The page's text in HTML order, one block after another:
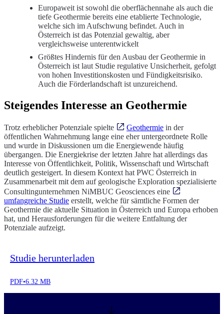
Europaweit ist sowohl die oberflächennahe als auch die
tiefe Geothermie bereits eine etablierte Technologie,
welche sich im Aufschwung befindet. Auch in
Österreich ist das Potenzial gewaltig, aber
vergleichsweise unterentwickelt
Größtes Hindernis für den Ausbau der Geothermie in
Österreich ist laut Studie regulative Unsicherheit, gefolgt
von hohen Investitionskosten und Fündigkeitsrisiko.
Auch die Förderlandschaft ist unzureichend.
Steigendes Interesse an Geothermie
Trotz erheblicher Potenziale spielte Geothermie in der
öffentlichen Wahrnehmung lange eine eher untergeordnete Rolle
und wurde in Diskussionen um die Energiewende häufig
übergangen. Die Energiekrise der letzten Jahre hat allerdings das
Interesse von Öffentlichkeit, Politik, Wissenschaft und Wirtschaft
deutlich gesteigert. In diesem Kontext hat PWC Österreich in
Zusammenarbeit mit dem auf geologische Exploration spezialisierte
Consultingunternehmen NiMBUC Geosciences eine
umfangreiche Studie erstellt, welche für sämtliche Formen der
Geothermie die aktuelle Situation in Österreich und Europa erhoben
hat, und Herausforderungen für die weitere Entfaltung der
Potenziale aufzeigt.
Studie herunterladen
PDF•6.32 MB